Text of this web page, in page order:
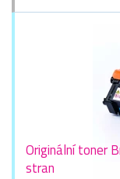
Originální toner
stran